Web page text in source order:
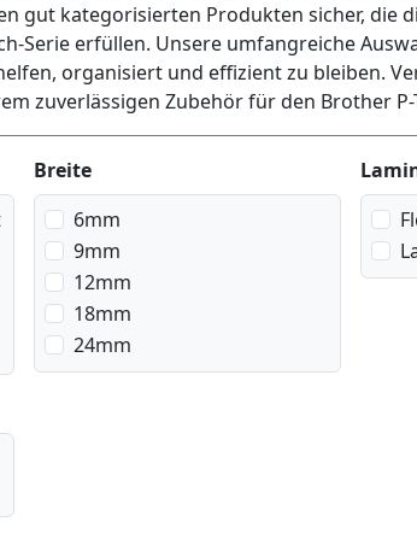
gut kategorisierten Produkten sicher, die
Serie erfüllen. Unsere umfangreiche
organisiert und effizient zu bleiben.
zuverlässigen Zubehör für den Brother P-
Breite
6mm
9mm
12mm
18mm
24mm